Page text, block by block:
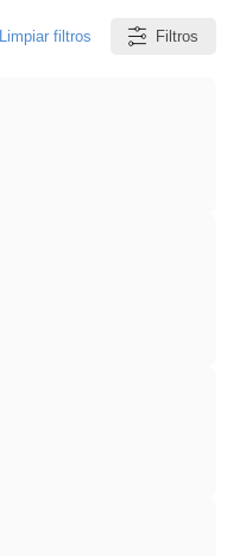
Limpiar filtros Filtros